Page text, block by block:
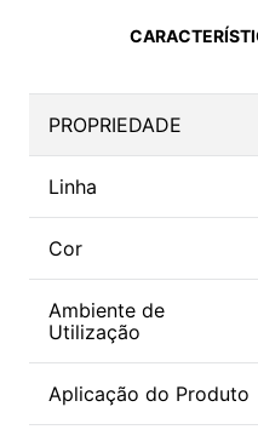
PROPRIEDADE
Linha
Cor
Ambiente de
Utilização
Aplicação do Produto